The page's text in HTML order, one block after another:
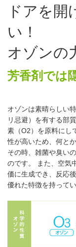
ドアを
い！
オゾンの
芳香剤では
オゾンは素晴らしい
リ忌避）を有する部
素（O2）を原料にし
性が高いため、何と
その時、雑菌や臭い
のです。 また、空気
価に生成でき、反応
優れた特徴を持ってい